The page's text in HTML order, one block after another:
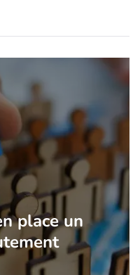
place un